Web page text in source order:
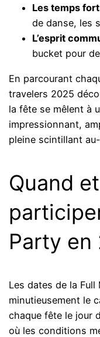
Les temps
de danse, les
L’esprit
bucket pour
En parcourant
travelers 2025
la fête se mêlent à
impressionnant,
pleine scintillant
Quand
Party en
Les dates de la
minutieusement le
chaque fête le jour
où les conditions